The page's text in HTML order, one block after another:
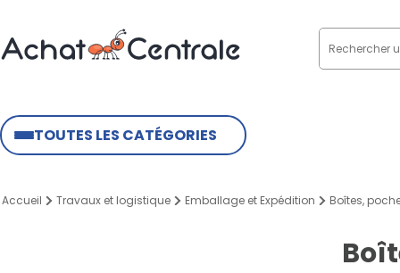
TOUTES LES CATÉGORIES
Accueil Travaux et logistique Emballage et Expédition Boîtes,